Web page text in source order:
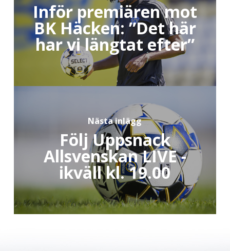
Inför premiären mot
BK Häcken: ”Det här
har vi längtat efter”
Nästa inlägg
Följ Uppsnack
Allsvenskan LIVE -
ikväll kl. 19.00